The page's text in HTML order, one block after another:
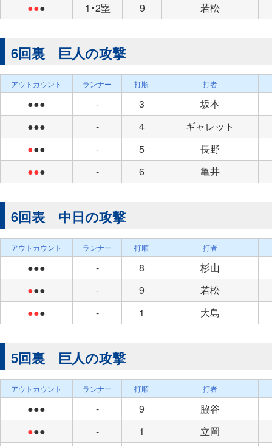
●●● 1･2塁 9 若松
6回裏 巨人の攻撃
アウトカウント ランナー 打順 打者
●●● - 3
坂本
●●●
- 4
ギャレット
●●● - 5
長野
●●● - 6 亀井
6回表 中日の攻撃
アウトカウント ランナー 打順 打者
●●● - 8
杉山
●●● - 9
若松
●●● - 1 大島
5回裏 巨人の攻撃
アウトカウント ランナー 打順 打者
●●● - 9
脇谷
●●● - 1
立岡